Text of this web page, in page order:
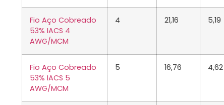
Fio Aço Cobreado
53% IACS 4
AWG/MCM
4 21,16 5,19
Fio Aço Cobreado
53% IACS 5
AWG/MCM
5 16,76 4,62